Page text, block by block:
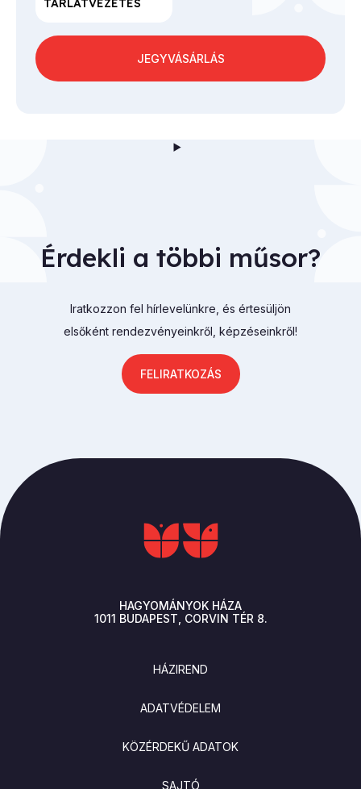
TÁR­LAT­VE­ZE­TÉS
JEGYVÁSÁRLÁS
Érdekli a többi műsor?
Iratkozzon fel hírlevelünkre, és értesüljön
elsőként rendezvényeinkről, képzéseinkről!
FELIRATKOZÁS
HAGYOMÁNYOK HÁZA
1011 BUDAPEST CORVIN TÉR 8.
HÁZIREND
ADATVÉDELEM
KÖZÉRDEKŰ ADATOK
SAJTÓ